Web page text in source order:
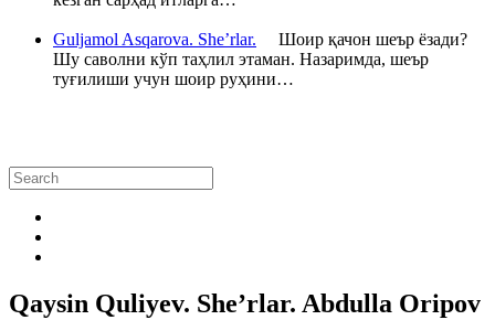
Guljamol Asqarova. She’rlar. Шоир қачон шеър ёзади?
Шу саволни кўп таҳлил этаман. Назаримда, шеър
туғилиши учун шоир руҳини…
Qaysin Quliyev. She’rlar. Abdulla Oripov